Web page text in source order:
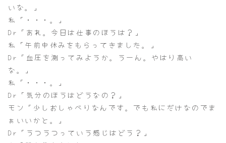
いな。」
私「・・・。」
Dr「あれ。今日は仕事のほうは？」
私「午前中休みをもらってきました。」
Dr「血圧を測ってみようか。うーん。やはり高い
な。」
私「・・・。」
Dr「気分のほうはどうなの？」
モン「少しおしゃべりなんです。でも私にだけなのでま
ぁいいかと。」
Dr「うつうつっていう感じはどう？」